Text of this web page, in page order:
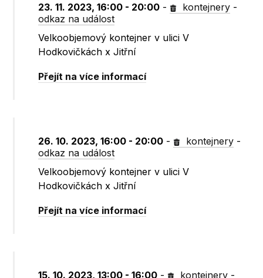
23. 11. 2023, 16:00 - 20:00 - kontejnery -
odkaz na událost
Velkoobjemový kontejner v ulici V
Hodkovičkách x Jitřní
Přejít na více informací
26. 10. 2023, 16:00 - 20:00 - kontejnery -
odkaz na událost
Velkoobjemový kontejner v ulici V
Hodkovičkách x Jitřní
Přejít na více informací
15. 10. 2023, 13:00 - 16:00 - kontejnery -